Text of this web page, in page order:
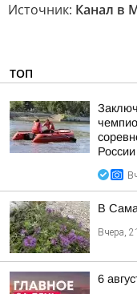
Источник: Канал в
ТОП
В
Вчера,
6